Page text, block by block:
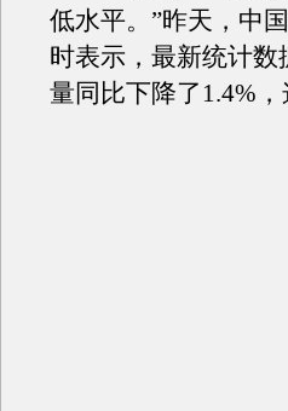
低水平。”昨天，中
时表示，最新统计
量同比下降了1.4%